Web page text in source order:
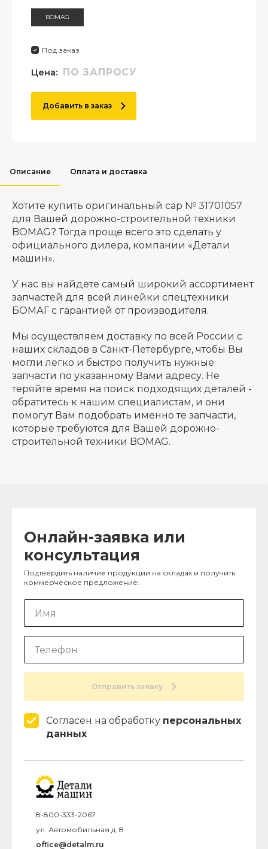
BOMAG
Под заказ
Цена: ПО ЗАПРОСУ
Добавить в заказ
Описание Оплата и доставка
Хотите купить оригинальный cap № 31701057
для Вашей дорожно-строительной техники
BOMAG? Тогда проще всего это сделать у
официального дилера, компании «Детали
машин».
У нас вы найдете самый широкий ассортимент
запчастей для всей линейки спецтехники
БОМАГ с гарантией от производителя.
Мы осуществляем доставку по всей России с
наших складов в Санкт-Петербурге, чтобы Вы
могли легко и быстро получить нужные
запчасти по указанному Вами адресу. Не
теряйте время на поиск подходящих деталей -
обратитесь к нашим специалистам, и они
помогут Вам подобрать именно те запчасти,
которые требуются для Вашей дорожно-
строительной техники BOMAG.
Онлайн-заявка или
консультация
Подтвердить наличие продукции на складах и получить
коммерческое предложение:
Отправить заявку
Согласен на обработку персональных
данных
8-800-333-2067
ул. Автомобильная д. 8
office@detalm.ru